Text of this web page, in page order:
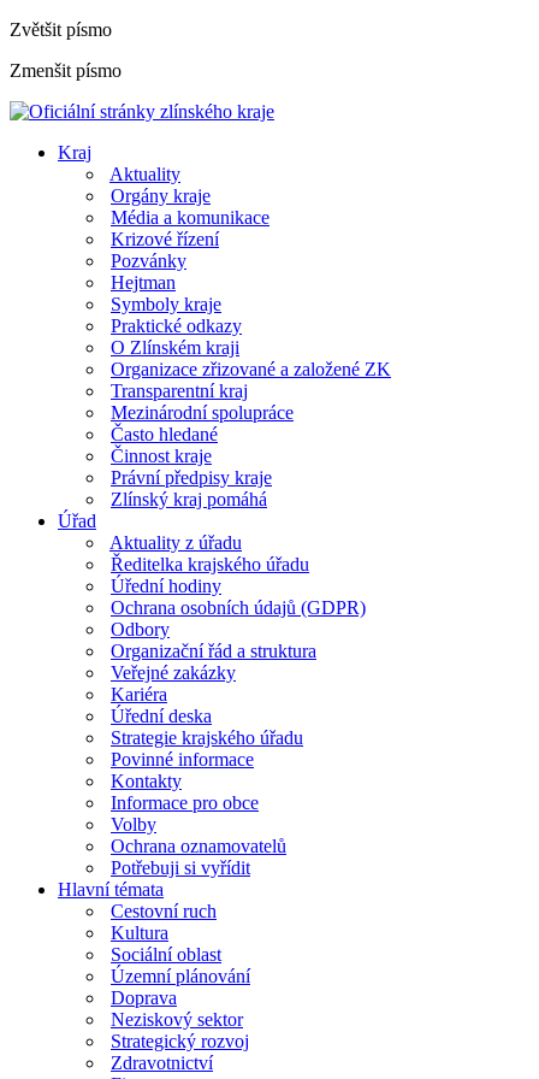
Zvětšit písmo
Zmenšit písmo
Kraj
Aktuality
Orgány kraje
Média a komunikace
Krizové řízení
Pozvánky
Hejtman
Symboly kraje
Praktické odkazy
O Zlínském kraji
Organizace zřizované a založené ZK
Transparentní kraj
Mezinárodní spolupráce
Často hledané
Činnost kraje
Právní předpisy kraje
Zlínský kraj pomáhá
Úřad
Aktuality z úřadu
Ředitelka krajského úřadu
Úřední hodiny
Ochrana osobních údajů (GDPR)
Odbory
Organizační řád a struktura
Veřejné zakázky
Kariéra
Úřední deska
Strategie krajského úřadu
Povinné informace
Kontakty
Informace pro obce
Volby
Ochrana oznamovatelů
Potřebuji si vyřídit
Hlavní témata
Cestovní ruch
Kultura
Sociální oblast
Územní plánování
Doprava
Neziskový sektor
Strategický rozvoj
Zdravotnictví